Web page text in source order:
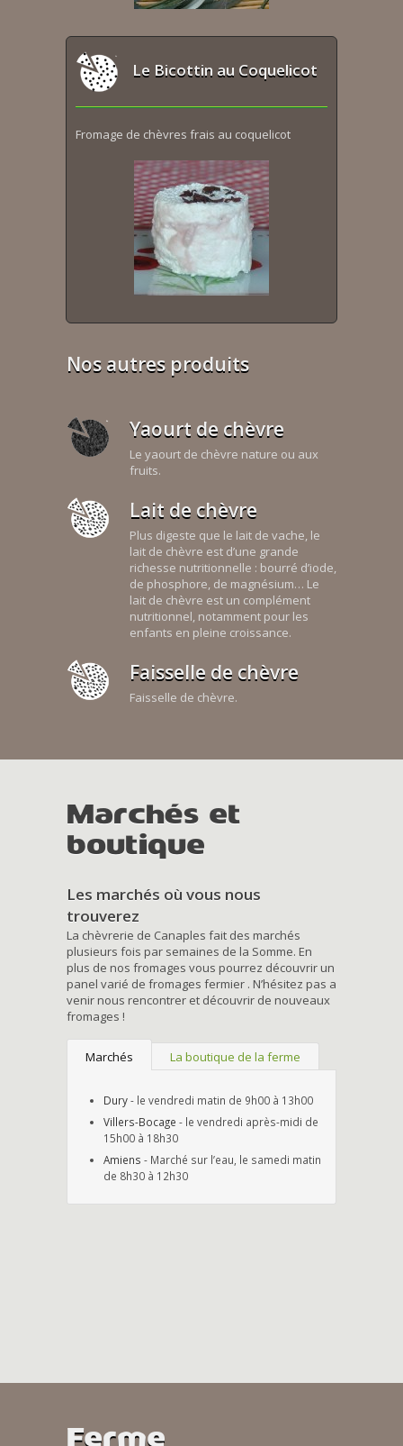
Le Bicottin au Coquelicot
Fromage de chèvres frais au coquelicot
Nos autres produits
Yaourt de chèvre
Le yaourt de chèvre nature ou aux
fruits.
Lait de chèvre
Plus digeste que le lait de vache, le
lait de chèvre est d’une grande
richesse nutritionnelle : bourré d’iode,
de phosphore, de magnésium… Le
lait de chèvre est un complément
nutritionnel, notamment pour les
enfants en pleine croissance.
Faisselle de chèvre
Faisselle de chèvre.
Marchés et
boutique
Les marchés où vous nous
trouverez
La chèvrerie de Canaples fait des marchés
plusieurs fois par semaines de la Somme. En
plus de nos fromages vous pourrez découvrir un
panel varié de fromages fermier . N’hésitez pas a
venir nous rencontrer et découvrir de nouveaux
fromages !
Marchés La boutique de la ferme
Dury- le vendredi matin de 9h00 à 13h00
Villers-Bocage - le vendredi après-midi de
15h00 à 18h30
Amiens - Marché sur l’eau, le samedi matin
de 8h30 à 12h30
Ferme